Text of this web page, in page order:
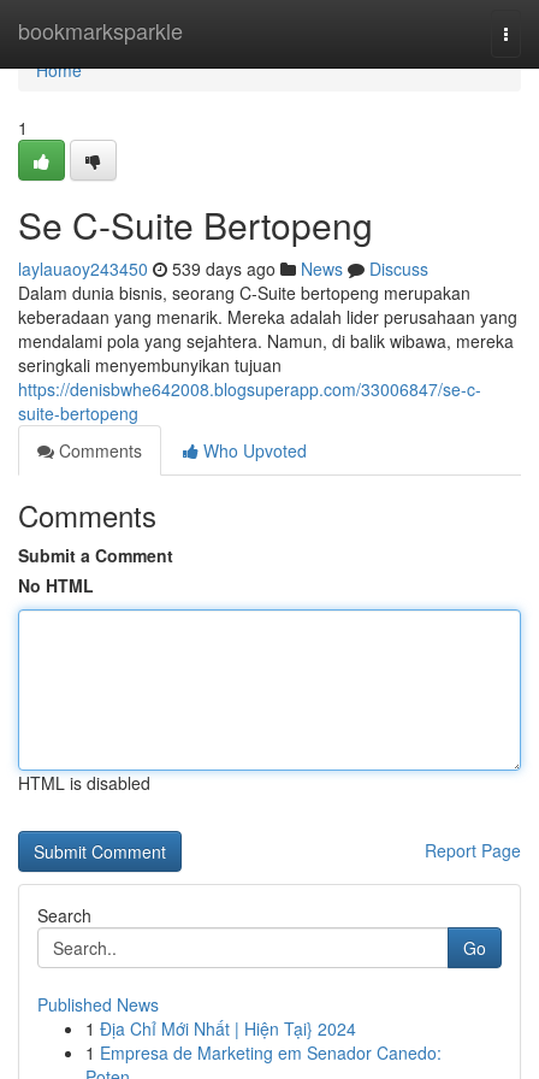
bookmarksparkle
Home
Home
1
Se C-Suite Bertopeng
laylauaoy243450 539 days ago News
Discuss
Dalam dunia bisnis, seorang C-Suite bertopeng merupakan
keberadaan yang menarik. Mereka adalah lider perusahaan yang
mendalami pola yang sejahtera. Namun, di balik wibawa, mereka
seringkali menyembunyikan tujuan
https://denisbwhe642008.blogsuperapp.com/33006847/se-c-
suite-bertopeng
Comments
Who Upvoted
Comments
Submit a Comment
No HTML
HTML is disabled
Report Page
Search
Go
Published News
1 Địa Chỉ Mới Nhất | Hiện Tại} 2024
1 Empresa de Marketing em Senador Canedo: